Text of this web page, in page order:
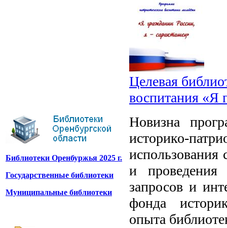
Библиотеки Оренбуржья 2025 г.
Государственные библиотеки
Муниципальные библиотеки
Целевая
воспитания «Я
Новизна
историко-
и проведения
запросов и
фонда
опыта